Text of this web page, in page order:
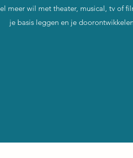
meer wil met theater, musical, tv of
je basis leggen en je